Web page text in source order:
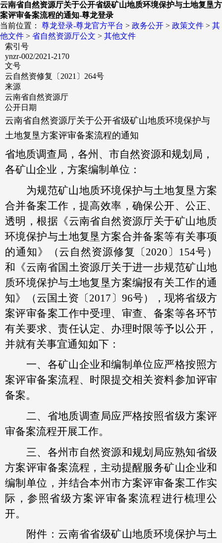
云南省自然资源厅关于公开省级矿山地质环境保护与土地复垦方
案评审备案流程的通知-尊龙登录
当前位置： 尊龙登录-尊龙官方平台 > 政务公开 > 政策文件 > 其
他文件 > 省自然资源厅公文 > 其他文件
索引号
ynzr-002/2021-2170
文号
云自然资修复〔2021〕264号
来源
云南省自然资源厅
公开日期
云南省自然资源厅关于公开省级矿山地质环境保护与
土地复垦方案评审备案流程的通知
省地质调查局，各州、市自然资源和规划局，
各矿山企业，方案编制单位：
为规范矿山地质环境保护与土地复垦方案
合并备案工作，提高效率，确保公开、公正、
透明，根据《云南省自然资源厅关于矿山地质
环境保护与土地复垦方案合并备案等有关事项
的通知》（云自然资源修复〔2020〕154号）
和《云南省国土资源厅关于进一步规范矿山地
质环境保护与土地复垦方案编报有关工作的通
知》（云国土资〔2017〕96号），现将省级方
案评审备案工作中受理、审查、备案等各环节
有关要求、责任认定、办理时限等予以公开，
并就有关事宜通知如下：
一、各矿山企业和编制单位应严格按照方
案评审备案流程、时限提交相关资料参加评审
备案。
二、省地质调查局应严格按照省级方案评
审备案流程开展工作。
三、各州市自然资源和规划局应熟知省级
方案评审备案流程，主动提醒服务矿山企业和
编制单位，并结合本州市方案评审备案工作实
际，参照省级方案评审备案流程进行梳理公
开。
附件：云南省省级矿山地质环境保护与土